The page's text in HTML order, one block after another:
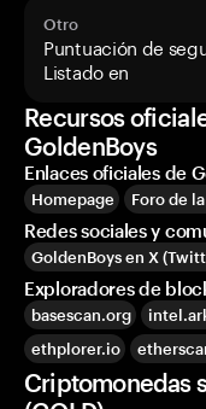
Otro
Puntuación de
Listado en
Recursos
GoldenBoys
Enlaces oficiales de
Homepage Foro de
Redes sociales y
GoldenBoys en X
Exploradores de
basescan.org
ethplorer.io
Criptomonedas